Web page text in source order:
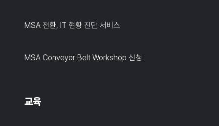
MSA 전환, IT 현황 진단 서비스
MSA Conveyor Belt Workshop 신청
교육